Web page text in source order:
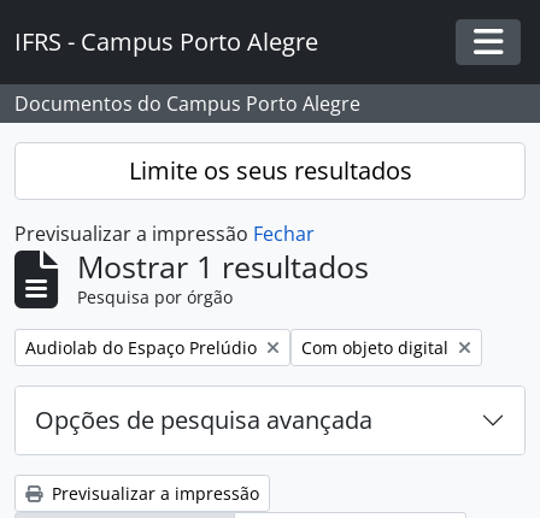
IFRS - Campus Porto Alegre
Documentos do Campus Porto Alegre
Limite os seus resultados
Previsualizar a impressão Fechar
Mostrar 1 resultados
Pesquisa por órgão
Remover filtro:
Audiolab do Espaço Prelúdio Remover filtro:
Com objeto digital
Opções de pesquisa avançada
Previsualizar a impressão